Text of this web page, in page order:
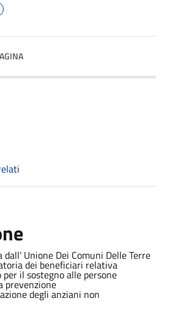
Unione Dei Comuni Delle Terre
dei beneficiari relativa
il sostegno alle persone
prevenzione
degli anziani non